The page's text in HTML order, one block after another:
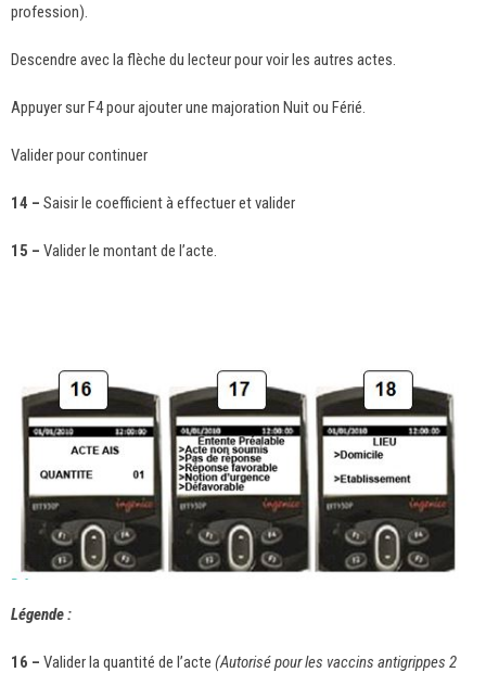
profession).
Descendre avec la flèche du lecteur pour voir les autres actes.
Appuyer sur F4 pour ajouter une majoration Nuit ou Férié.
Valider pour continuer
14 – Saisir le coefficient à effectuer et valider
15 – Valider le montant de l’acte.
Légende :
16 – Valider la quantité de l’acte (Autorisé pour les vaccins antigrippes 2